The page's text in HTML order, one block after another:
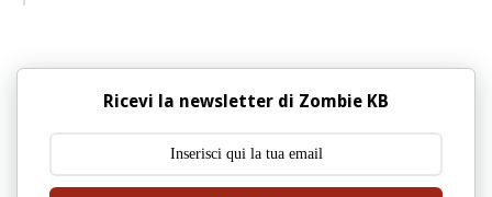
Ricevi la newsletter di Zombie KB